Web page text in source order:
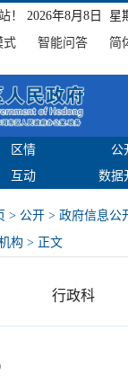
！
2026年8月8日 星
式 智能问答 简
区情 公
互动 数据
> 公开 > 政府信息公
构 > 正文
行政科